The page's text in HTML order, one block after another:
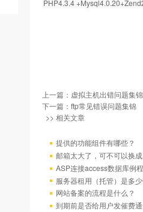
PHP4.3.4
上一篇： 虚拟主机出错问题集锦
下一篇： ftp常见错误问题集锦
>> 相关文章
提供的功能组件有哪些？
邮箱太大了，可不可以换
ASP连接access数据库例程
服务器租用（托管）是多
网站备案的流程是什么？
到期前是否给用户发催费